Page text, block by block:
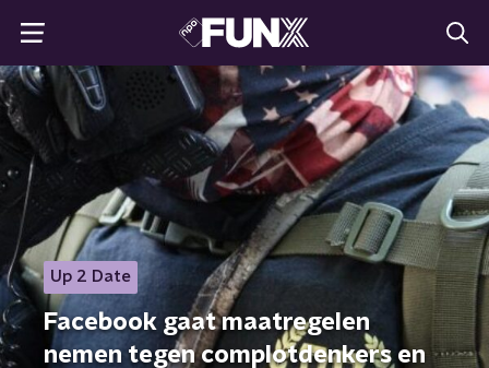
Up 2 Date
Facebook gaat maatregelen
nemen tegen complotdenkers en